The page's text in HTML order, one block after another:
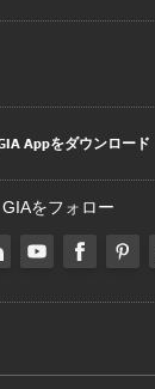
Appをダウンロード
GIAをフォロー